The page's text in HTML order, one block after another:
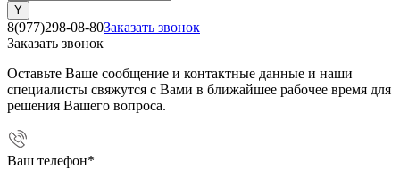
8(977)298-08-80Заказать звонок
Заказать звонок
Оставьте Ваше сообщение и контактные данные и наши
специалисты свяжутся с Вами в ближайшее рабочее время для
решения Вашего вопроса.
Ваш телефон*